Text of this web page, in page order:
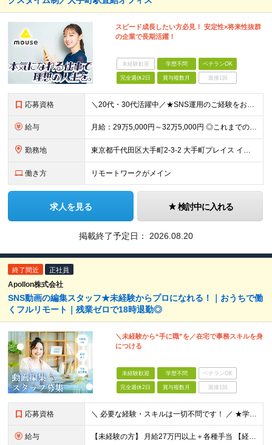
スピード成長したい方必見！ 安定性×将来性抜群
の企業で長期活躍！
未経験歓迎 学歴不問 ベテランOK
完全週休2日 賞与複数月 面接1回
応募資格 ＼20代・30代活躍中／★SNS運用のご経験をお持ちの方は必見！あなたの挑戦を当社は歓迎します！ 【必須条件】 ◎SNSの運用経験（年数は不問です！） ★こんな志向の方にピッタリ ・チーム内外問わ
給与 月給：29万5,000円～32万5,000円 ◎これまでの経験と能力を考慮の上、決定します！ ☆明確な評価制度とキャリア形成 当社では個人の頑張りを反映する明確な評価制度を設けています。将来にわた
勤務地 東京都千代田区大手町2-3-2 大手町プレイス イーストタワー6階
働き方 リモートワークがメイン
求人を見る 検討中に入れる
掲載終了予定日： 2026.08.20
終了間近 正社員
Apollon株式会社
SNS動画の編集スタッフ★未経験からプロになれる！｜おうちで働
くフルリモート｜残業ゼロで18時退勤◎
＼未経験から“手に職”を／在宅で事務スキルを身
につける
未経験歓迎 学歴不問 ベテランOK
完全週休2日 賞与複数月 面接1回
応募資格 ＼ 必要な経験・スキルは一切不問です！ ／ ★学歴・職歴はまったく気にしません！ ★正社員デビューの方、第二新卒の方も大歓迎です！
給与 【未経験の方】 月給27万円以上＋各種手当 【経験3年以上の方】 月給30万円以上＋各種手当 ※経験・スキル・年齢を考慮の上、決定します ※試用期間中（2〜3ヶ月）も同条件 ※残業代は全額別途支給